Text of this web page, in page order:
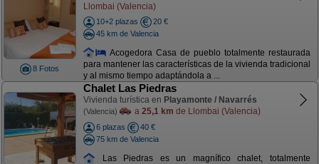
8 Fotos
Llombai (Valencia)
10+2 plazas
20 €
45 km de Valencia
Acogedora Casa de pueblo totalmente restaurada
para mantener las características de la vivienda tradicional
y al mismo tiempo adaptándola a ...
Chalet Las Piedras
Vivienda turística en Playamonte / Navarrés
(Valencia) a 25,1 km de Llombai (Valencia)
6 plazas
40 €
75 km de Valencia
Las Piedras es un magnífico chalet, totalmente